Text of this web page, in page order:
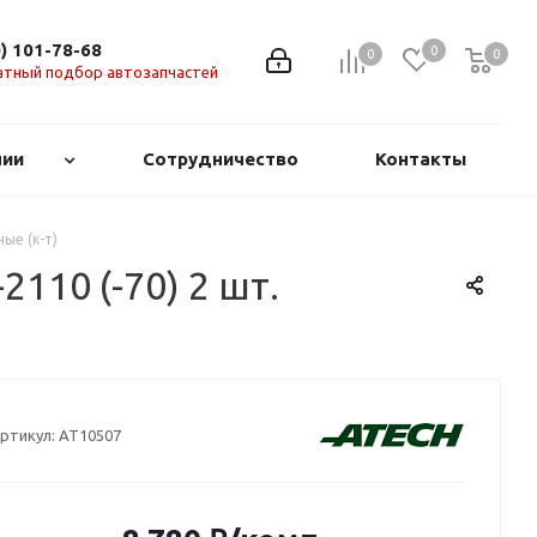
0 0 0
0
101-78-68
подбор автозапчастей
Сотрудничество Контакты
(к-т)
(-70) 2 шт.
AT10507